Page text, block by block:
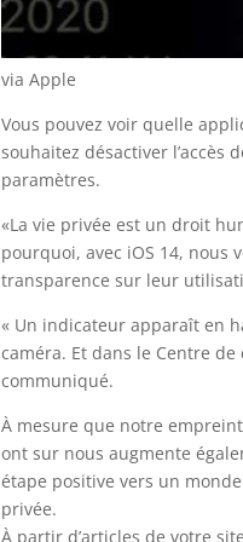
via Apple
Vous pouvez voir quelle
souhaitez désactiver l’accès
paramètres.
«La vie privée est un droit
pourquoi, avec iOS 14, nous
transparence sur leur
« Un indicateur apparaît en
caméra. Et dans le Centre
communiqué.
À mesure que notre
ont sur nous augmente
étape positive vers un
privée.
À partir d’articles de votre site